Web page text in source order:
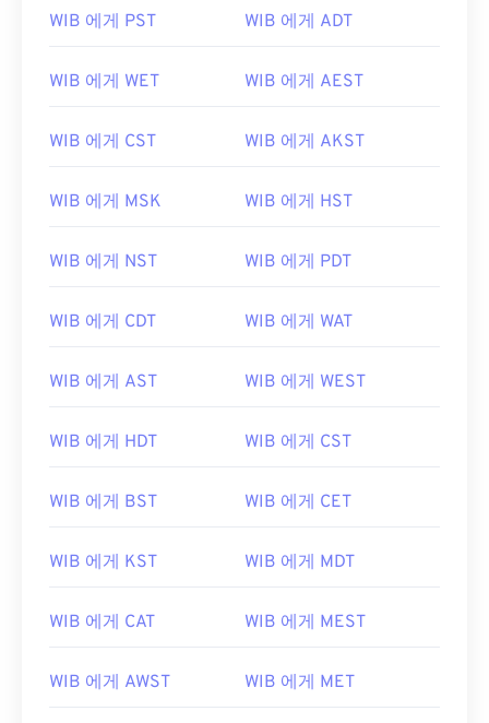
WIB 에게 PST WIB 에게 ADT
WIB 에게 WET WIB 에게 AEST
WIB 에게 CST WIB 에게 AKST
WIB 에게 MSK WIB 에게 HST
WIB 에게 NST WIB 에게 PDT
WIB 에게 CDT WIB 에게 WAT
WIB 에게 AST WIB 에게 WEST
WIB 에게 HDT WIB 에게 CST
WIB 에게 BST WIB 에게 CET
WIB 에게 KST WIB 에게 MDT
WIB 에게 CAT WIB 에게 MEST
WIB 에게 AWST WIB 에게 MET